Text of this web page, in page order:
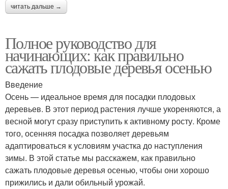
читать дальше →
Полное руководство для
начинающих: как правильно
сажать плодовые деревья осенью
Введение
Осень — идеальное время для посадки плодовых
деревьев. В этот период растения лучше укореняются, а
весной могут сразу приступить к активному росту. Кроме
того, осенняя посадка позволяет деревьям
адаптироваться к условиям участка до наступления
зимы. В этой статье мы расскажем, как правильно
сажать плодовые деревья осенью, чтобы они хорошо
прижились и дали обильный урожай.